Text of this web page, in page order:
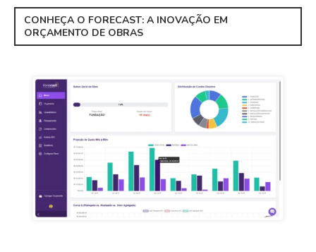
CONHEÇA O FORECAST: A INOVAÇÃO EM
ORÇAMENTO DE OBRAS